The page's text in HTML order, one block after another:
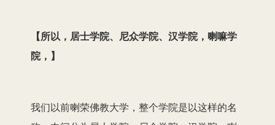
【所以，居士学院、尼众学院、汉学院，喇嘛学
院， 】
我们以前喇荣佛教大学，整个学院是以这样的名